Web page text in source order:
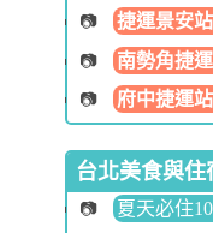
捷運景安
南勢角捷
府中捷運
台北美食與
夏天必住